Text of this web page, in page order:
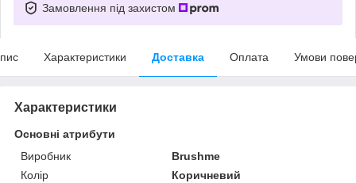
Замовлення під захистом
Характеристики Доставка Оплата Умови
Характеристики
Основні атрибути
Виробник
Brushme
Колір
Коричневий